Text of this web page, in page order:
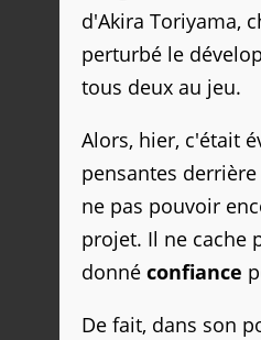
d'Akira Toriyama,
perturbé le
tous deux au jeu.
Alors, hier, c'était
pensantes
ne pas pouvoir
projet. Il ne cache
donné confiance
De fait, dans son